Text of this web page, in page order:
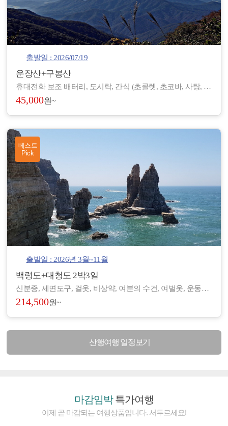
출발일 : 2026/07/19
운장산+구봉산
휴대전화 보조 배터리, 도시락, 간식 (초콜렛, 초코바, 사탕, 온수), 아이젠, 스틱, 랜턴, 장갑, 방한 재킷, 방한모, 무릎 보호대, 우의, 개인장비, 여벌 옷, 개인 상비약 등
45,000원~
베스트
Pick
출발일 : 2026년 3월~11월
백령도+대청도 2박3일
신분증, 세면도구, 겉옷, 비상약, 여분의 수건, 여벌옷, 운동화, 간편한 복장 등 - 도서/산간 지역으로 숙박 및 편의시설이 열악하여, 세면도구, 헤어드라이기 등이 제공되지 않습니다. (숙소에 따라 헤어드라이기가 비치된 곳도 있습니다.) - 아침/저녁으로 기온차가 있기 때문에 걸칠만한 겉옷을 준비해 주시기 바랍니다. - 장기적으로 복용하고 계신 약이 있으시면, 여유 있게 준비하시기 바랍니다. - 숙소 별로 수건은 하루에 1장씩 제공되나, 여분으로 하나씩 더 챙겨 오시면 좋습니다.
214,500원~
산행여행 일정보기
마감임박특가여행
이제 곧 마감되는 여행상품입니다. 서두르세요!